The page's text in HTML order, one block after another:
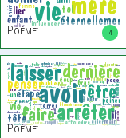
4
Poème:
Poème: